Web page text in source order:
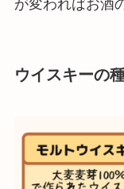
が変わればお酒
ウイスキーの